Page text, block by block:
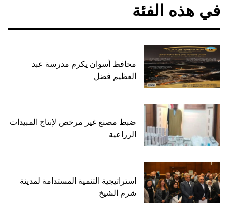
في هذه الفئة
محافظ أسوان يكرم مدرسة عبد
العظيم فضل
ضبط مصنع غير مرخص لإنتاج المبيدات
الزراعية
استراتيجية التنمية المستدامة لمدينة
شرم الشيخ